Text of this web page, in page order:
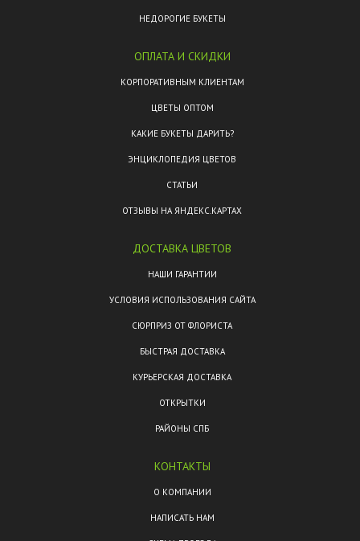
НЕДОРОГИЕ БУКЕТЫ
ОПЛАТА И СКИДКИ
КОРПОРАТИВНЫМ КЛИЕНТАМ
ЦВЕТЫ ОПТОМ
КАКИЕ БУКЕТЫ ДАРИТЬ?
ЭНЦИКЛОПЕДИЯ ЦВЕТОВ
СТАТЬИ
ОТЗЫВЫ НА ЯНДЕКС.КАРТАХ
ДОСТАВКА ЦВЕТОВ
НАШИ ГАРАНТИИ
УСЛОВИЯ ИСПОЛЬЗОВАНИЯ САЙТА
СЮРПРИЗ ОТ ФЛОРИСТА
БЫСТРАЯ ДОСТАВКА
КУРЬЕРСКАЯ ДОСТАВКА
ОТКРЫТКИ
РАЙОНЫ СПБ
КОНТАКТЫ
О КОМПАНИИ
НАПИСАТЬ НАМ